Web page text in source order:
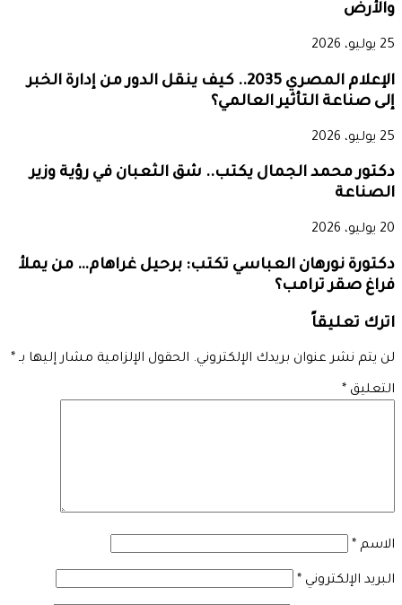
والأرض
25 يوليو، 2026
الإعلام المصري 2035.. كيف ينقل الدور من إدارة الخبر
إلى صناعة التأثير العالمي؟
25 يوليو، 2026
دكتور محمد الجمال يكتب.. شق الثعبان في رؤية وزير
الصناعة
20 يوليو، 2026
دكتورة نورهان العباسي تكتب: برحيل غراهام… من يملأ
فراغ صقر ترامب؟
اترك تعليقاً
لن يتم نشر عنوان بريدك الإلكتروني. الحقول الإلزامية مشار إليها بـ *
التعليق *
الاسم *
البريد الإلكتروني *